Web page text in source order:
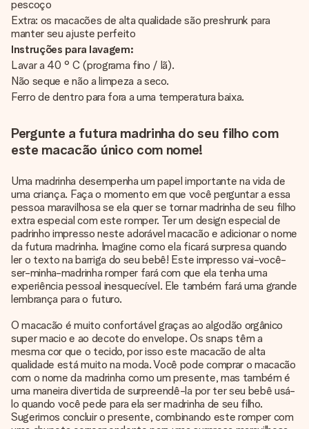
pescoço
Extra: os macacões de alta qualidade são preshrunk para
manter seu ajuste perfeito
Instruções para lavagem:
Lavar a 40 ° C (programa fino / lã).
Não seque e não a limpeza a seco.
Ferro de dentro para fora a uma temperatura baixa.
Pergunte a futura madrinha do seu filho com
este macacão único com nome!
Uma madrinha desempenha um papel importante na vida de
uma criança. Faça o momento em que você perguntar a essa
pessoa maravilhosa se ela quer se tornar madrinha de seu filho
extra especial com este romper. Ter um design especial de
padrinho impresso neste adorável macacão e adicionar o nome
da futura madrinha. Imagine como ela ficará surpresa quando
ler o texto na barriga do seu bebê! Este impresso vai-você-
ser-minha-madrinha romper fará com que ela tenha uma
experiência pessoal inesquecível. Ele também fará uma grande
lembrança para o futuro.
O macacão é muito confortável graças ao algodão orgânico
super macio e ao decote do envelope. Os snaps têm a
mesma cor que o tecido, por isso este macacão de alta
qualidade está muito na moda. Você pode comprar o macacão
com o nome da madrinha como um presente, mas também é
uma maneira divertida de surpreendê-la por ter seu bebê usá-
lo quando você pede para ela ser madrinha de seu filho.
Sugerimos concluir o presente, combinando este romper com